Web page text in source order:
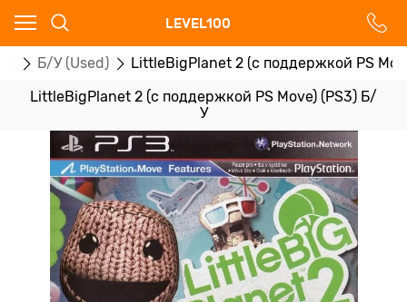
LEVEL100
Б/У (Used) LittleBigPlanet 2 (с поддержкой PS
LittleBigPlanet 2 (с поддержкой PS Move) (PS3) Б/
У
Ваш город - Москва,
угадали?
ДА НЕТ